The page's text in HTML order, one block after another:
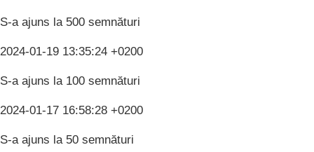
S-a ajuns la 500 semnături
2024-01-19 13:35:24 +0200
S-a ajuns la 100 semnături
2024-01-17 16:58:28 +0200
S-a ajuns la 50 semnături